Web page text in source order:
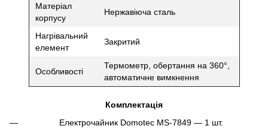
Матеріал
корпусу
Нержавіюча сталь
Нагрівальний
елемент
Закритий
Особливості
Термометр, обертання на 360°,
автоматичне вимкнення
Комплектація
Електрочайник Domotec MS-7849 — 1 шт.